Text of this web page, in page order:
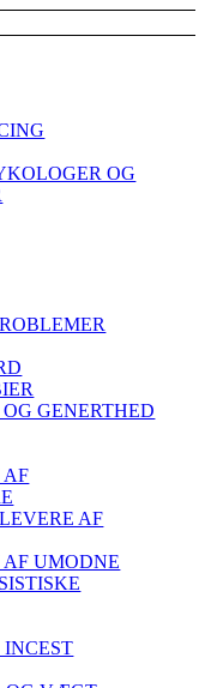
OG
GENERTHED
AF
AF
UMODNE
INCEST